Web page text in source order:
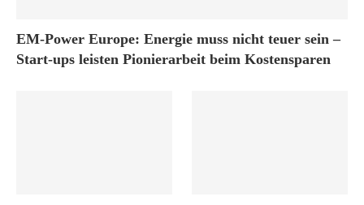
EM-Power Europe: Energie muss nicht teuer sein –
Start-ups leisten Pionierarbeit beim Kostensparen